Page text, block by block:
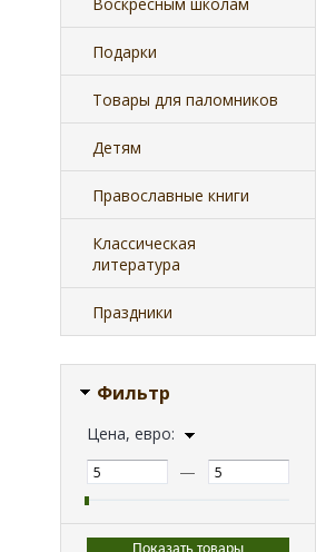
Подарки
Товары для паломников
Детям
Православные книги
Классическая
литература
Праздники
Фильтр
Цена, евро:
—